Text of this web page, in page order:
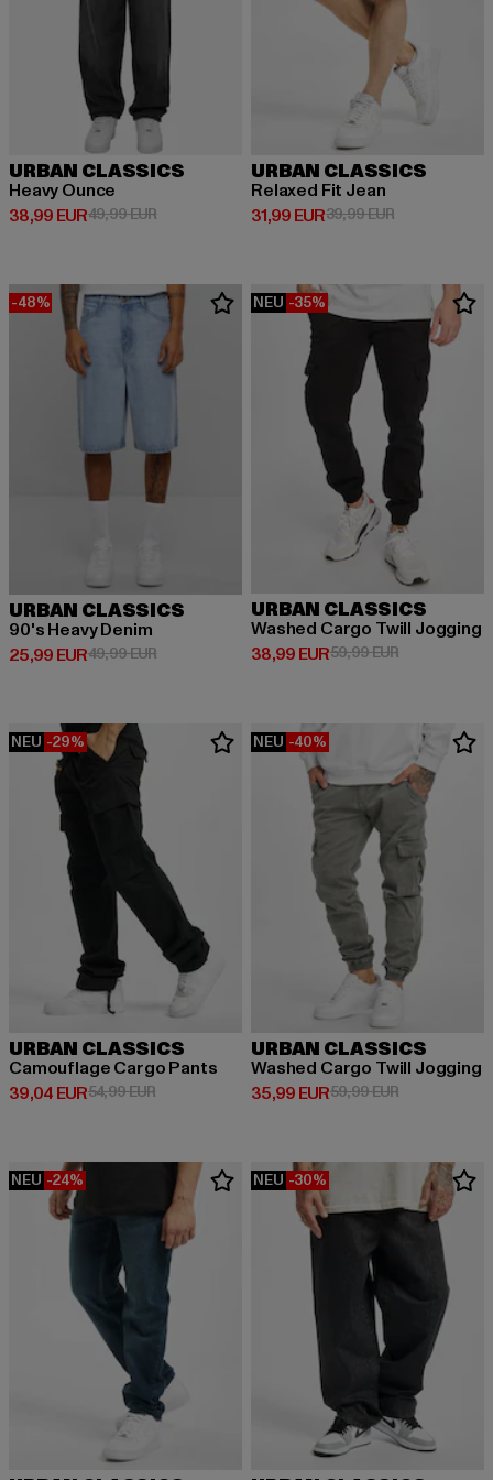
URBAN CLASSICS
Heavy Ounce
38,99 EUR
Derzeitiger Preis: 38,99 EUR
49,99 EURAktionspreis: 49,99 EUR
URBAN CLASSICS
Relaxed Fit Jean
31,99 EUR
Derzeitiger Preis: 31,99 EUR
39,99 EURAktionspreis:
-48%
URBAN CLASSICS
90's Heavy Denim
25,99 EUR
Derzeitiger Preis: 25,99 EUR
49,99 EURAktionspreis: 49,99 EUR
NEU -35%
URBAN CLASSICS
Washed Cargo Twill Jogging
38,99 EUR
Derzeitiger Preis: 38,99 EUR
59,99 EURAktionspreis:
NEU -29%
URBAN CLASSICS
Camouflage Cargo Pants
39,04 EUR
Derzeitiger Preis: 39,04 EUR
54,99 EURAktionspreis: 54,99 EUR
NEU -40%
URBAN CLASSICS
Washed Cargo Twill Jogging
35,99 EUR
Derzeitiger Preis: 35,99 EUR
59,99 EURAktionspreis:
NEU -24% NEU -30%